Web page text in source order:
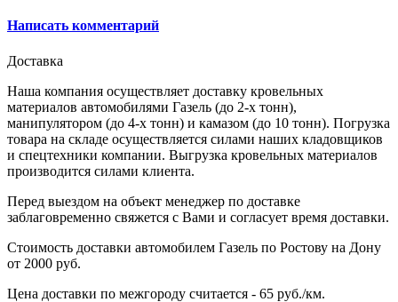
Написать комментарий
Доставка
Наша компания осуществляет доставку кровельных
материалов автомобилями Газель (до 2-х тонн),
манипулятором (до 4-х тонн) и камазом (до 10 тонн). Погрузка
товара на складе осуществляется силами наших кладовщиков
и спецтехники компании. Выгрузка кровельных материалов
производится силами клиента.
Перед выездом на объект менеджер по доставке
заблаговременно свяжется с Вами и согласует время доставки.
Стоимость доставки автомобилем Газель по Ростову на Дону
от 2000 руб.
Цена доставки по межгороду считается - 65 руб./км.